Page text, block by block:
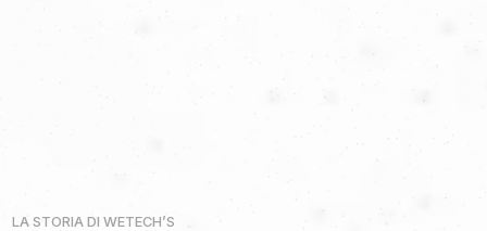
LA STORIA DIWETECH’S